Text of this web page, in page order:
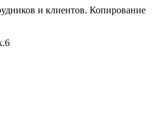
и клиентов. Копирование